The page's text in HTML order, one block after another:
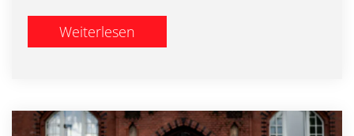
Weiterlesen